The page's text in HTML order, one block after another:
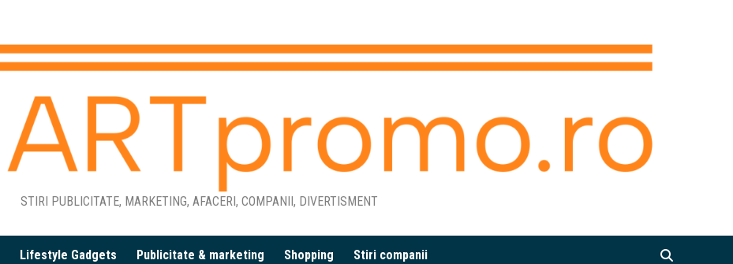
STIRI PUBLICITATE, MARKETING, AFACERI, COMPANII, DIVERTISMENT
Lifestyle Gadgets Publicitate & marketing Shopping Stiri companii